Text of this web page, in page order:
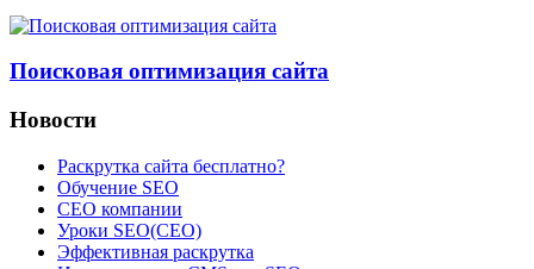
Поисковая оптимизация сайта
Новости
Раскрутка сайта бесплатно?
Обучение SEO
CEO компании
Уроки SEO(СЕО)
Эффективная раскрутка